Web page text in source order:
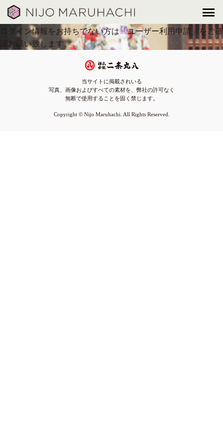
この情報へのアクセスは、会員に限定されています。会員の方
は「ログイン」してご覧ください。
ログイン情報をお持ちでない方は「ユーザー利用申請 」をご確
認お願い致します。
当サイトに掲載されいる
写真、画像およびすべての素材を、弊社の許可なく
無断で使用することを固く禁じます。
Copyright © Nijo Maruhachi. All Rights Reserved.